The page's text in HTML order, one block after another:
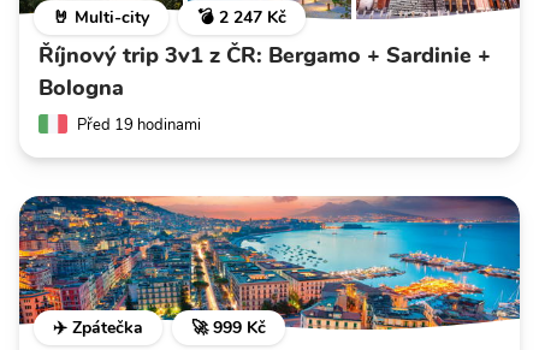
🤘 Multi-city 💣 2 247 Kč
Říjnový trip 3v1 z ČR: Bergamo + Sardinie +
Bologna
Před 19 hodinami
✈️ Zpátečka 🚀 999 Kč